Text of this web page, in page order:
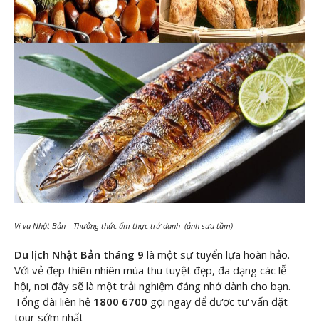
Vi vu Nhật Bản – Thưởng thức ẩm thực trứ danh (ảnh sưu tầm)
Du lịch Nhật Bản tháng 9 là một sự tuyển lựa hoàn hảo.
Với vẻ đẹp thiên nhiên mùa thu tuyệt đẹp, đa dạng các lễ
hội, nơi đây sẽ là một trải nghiệm đáng nhớ dành cho bạn.
Tổng đài liên hệ 1800 6700 gọi ngay để được tư vấn đặt
tour sớm nhất